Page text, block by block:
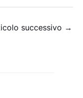
successivo →